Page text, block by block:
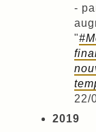
-
"
22/
2019